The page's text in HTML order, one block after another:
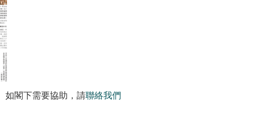
如閣下需要協助，請聯絡我們